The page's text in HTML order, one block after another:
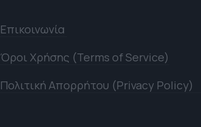
Επικοινωνία
Όροι Χρήσης (Terms of Service)
Πολιτική Απορρήτου (Privacy Policy)